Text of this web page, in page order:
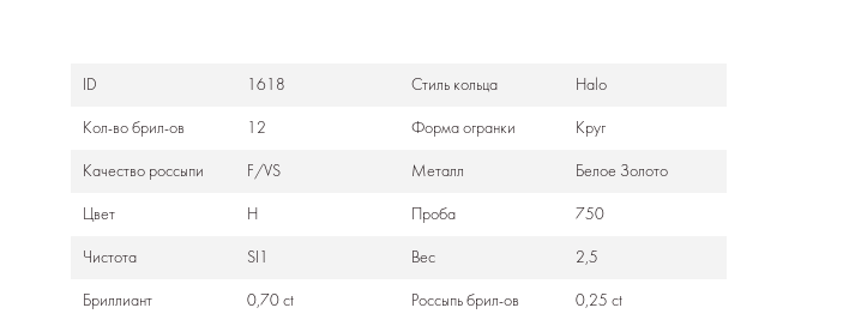
ID 1618 Стиль кольца Halo
Кол-во брил-ов 12 Формa огранки Круг
Качество россыпи F/VS Металл Белое Золото
Цвет Н Проба 750
Чистота SI1 Вес 2,5
Бриллиант 0,70 ct Россыпь брил-ов 0,25 ct